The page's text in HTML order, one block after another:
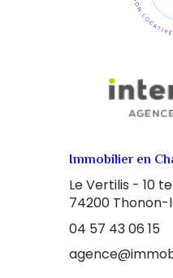
Immobilier en
Le Vertilis - 10
74200 Thonon-
04 57 43 06 15